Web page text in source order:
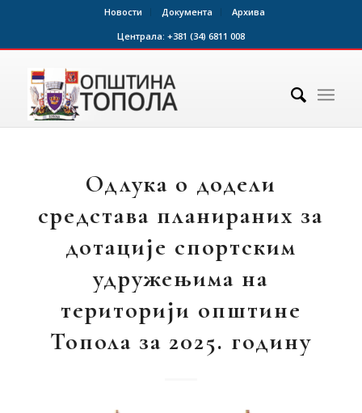
Новости Документа
Архива
Централа: +381 (34) 6811 008
Одлука о додели
средстава планираних за
дотације спортским
удружењима на
територији општине
Топола за 2025. годину